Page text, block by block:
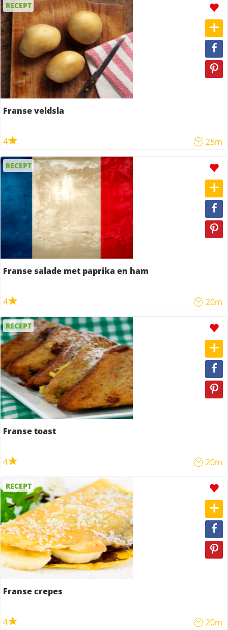
RECEPT
Franse veldsla
4 25m
RECEPT
Franse salade met paprika en ham
4 20m
RECEPT
Franse toast
4 20m
RECEPT
Franse crepes
4 20m